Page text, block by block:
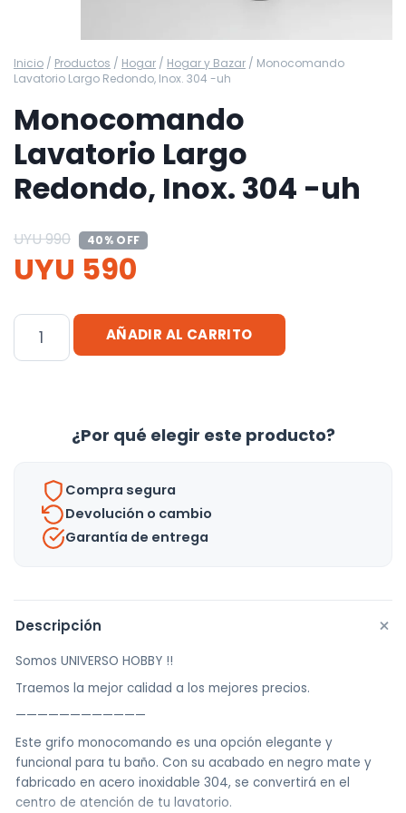
Inicio / Productos / Hogar / Hogar y Bazar / Monocomando
Lavatorio Largo Redondo, Inox. 304 -uh
Monocomando
Lavatorio Largo
Redondo, Inox. 304 -uh
UYU990 40% OFF
UYU 590
Monocomando
Lavatorio
cantidad
AÑADIR AL CARRITO
¿Por qué elegir este producto?
Compra segura
Devolución o cambio
Garantía de entrega
Descripción +
Somos UNIVERSO HOBBY !!
Traemos la mejor calidad a los mejores precios.
————————————
Este grifo monocomando es una opción elegante y
funcional para tu baño. Con su acabado en negro mate y
fabricado en acero inoxidable 304, se convertirá en el
centro de atención de tu lavatorio.